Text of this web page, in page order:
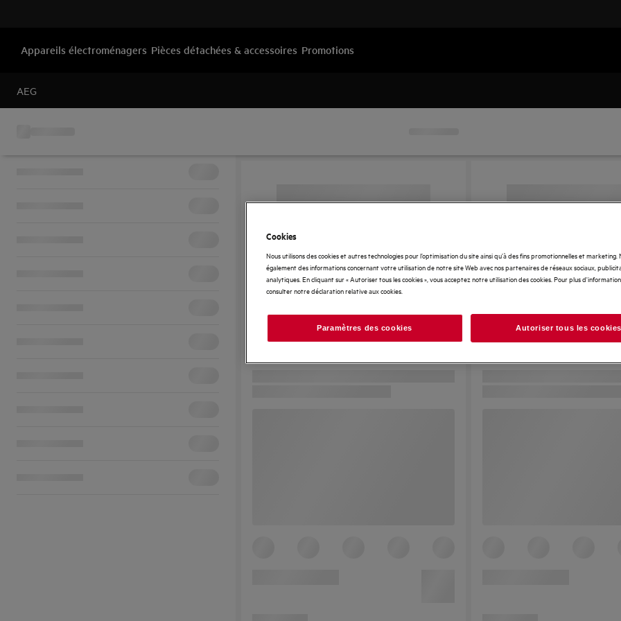
Appareils électroménagers Pièces détachées & accessoires Promotions
AEG
Cookies
Nous utilisons des cookies et autres technologies pour l’optimisation du site ainsi qu’à des fins promotionnelles et
également des informations concernant votre utilisation de notre site Web avec nos partenaires de réseaux sociaux,
analytiques. En cliquant sur « Autoriser tous les cookies », vous acceptez notre utilisation des cookies. Pour plus
consulter notre déclaration relative aux cookies.
Paramètres des cookies Autoriser tous les cookies